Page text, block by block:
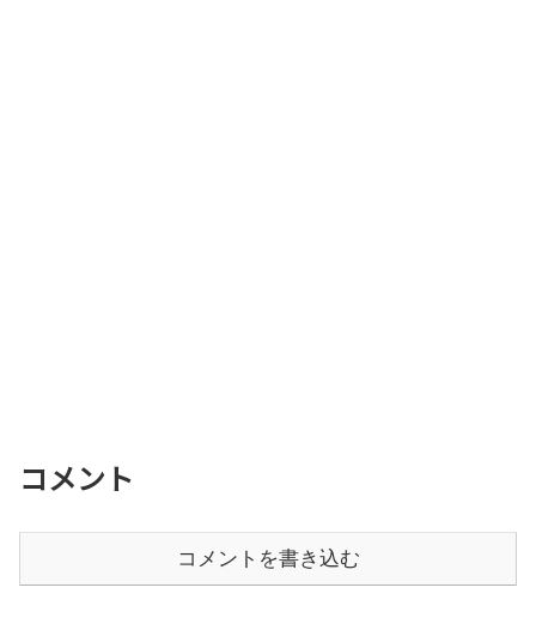
コメント
コメントを書き込む